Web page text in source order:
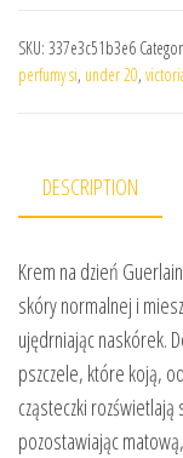
SKU: 337e3c51b3e6
perfumy si, under 20,
DESCRIPTION
Krem na dzień
skóry normalnej i
ujędrniając naskórek.
pszczele, które koją,
cząsteczki
pozostawiając